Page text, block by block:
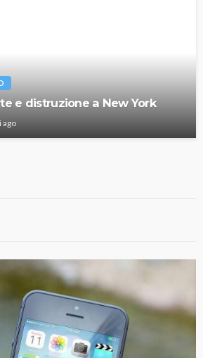
e distruzione a New York
ago